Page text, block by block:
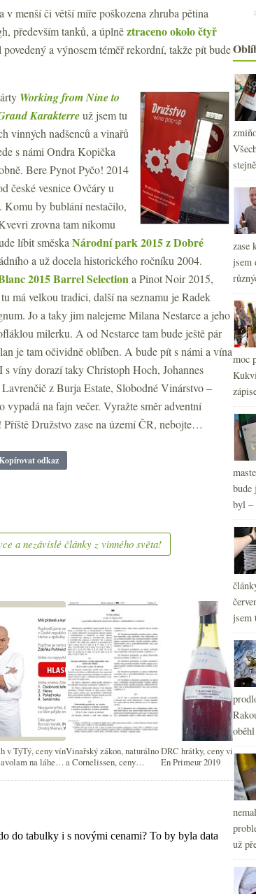
menší či větší míře poškozena zhruba pětina
především tanků, a úplněztraceno okolo čtyř
a výnosem téměř rekordní, takže pít bude
Working from Nine to
Karakterreuž jsem tu
vinných nadšenců a vinařů
s námi Ondra Kopička
Bere Pynot Pyčo! 2014
české vesnice Ovčáry u
Komu by bublání nestačilo,
zrovna tam nikomu
líbit směska Národní park 2015 z Dobré
a už docela historického ročníku 2004.
2015 Barrel Selectiona Pinot Noir 2015,
má velkou tradici, další na seznamu je Radek
Jo a taky jim nalejeme Milana Nestarce a jeho
milerku. A od Nestarce tam bude ještě pár
je tam očividně oblíben. A bude pít s námi a vína
s víny dorazí taky Christoph Hoch, Johannes
z Burja Estate, Slobodné Vinárstvo –
na fajn večer. Vyražte směr adventní
Družstvo zase na území ČR, nebojte…
odkaz
a nezávislé články z vinného světa!
v TýTý, ceny vín
na láhev a
Vinařský zákon, naturálno
a Cornelissen, ceny
láhev…
DRC hrátky, ceny vinic a
En Primeur 2019
►
►
►
►
►
►
►
►
►
zase
jsem
moc
bude
byl –
jsem
už